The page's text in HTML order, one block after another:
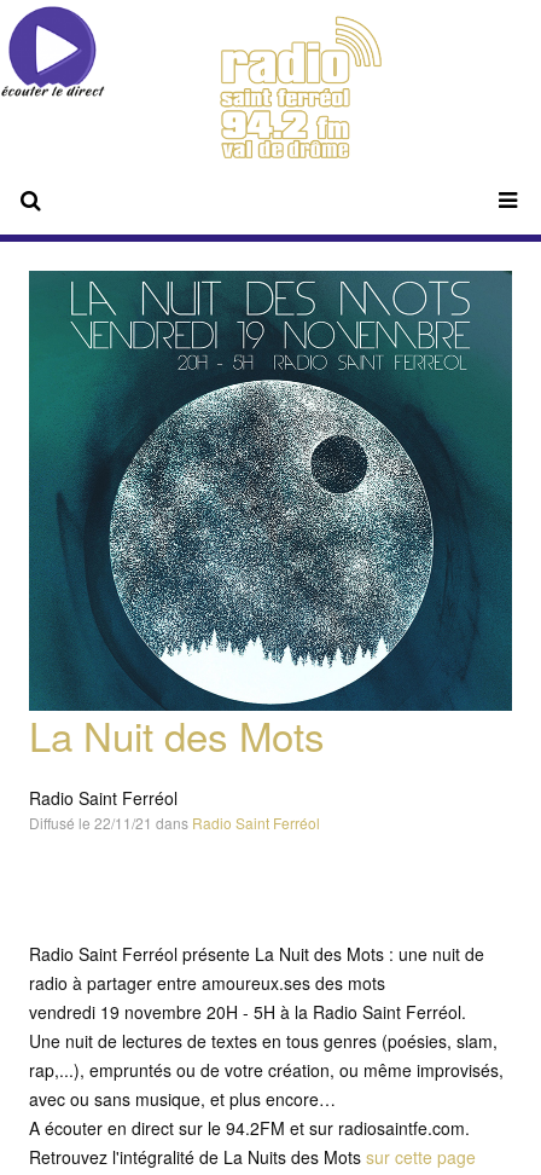
La Nuit des Mots
Radio Saint Ferréol
Diffusé le 22/11/21 dans Radio Saint Ferréol
Radio Saint Ferréol présente La Nuit des Mots : une nuit de
radio à partager entre amoureux.ses des mots
vendredi 19 novembre 20H - 5H à la Radio Saint Ferréol.
Une nuit de lectures de textes en tous genres (poésies, slam,
rap,...), empruntés ou de votre création, ou même improvisés,
avec ou sans musique, et plus encore…
A écouter en direct sur le 94.2FM et sur radiosaintfe.com.
Retrouvez l'intégralité de La Nuits des Mots sur cette page